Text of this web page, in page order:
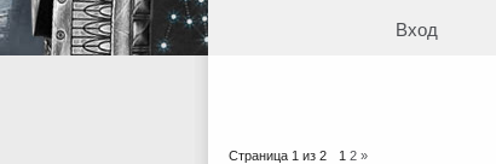
Вход
Страница 1 из 2 1 2 »